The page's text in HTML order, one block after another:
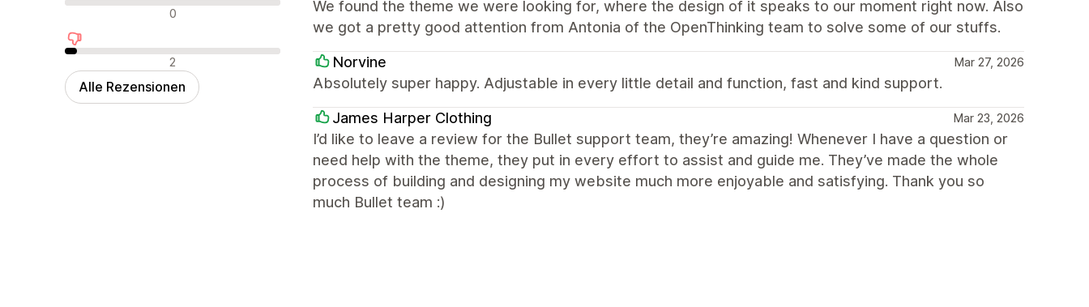
Neutrale Bewertungen
0
Negative Bewertungen
2
Alle Rezensionen
We found the theme we were looking for, where the design of it speaks to our moment right now. Also
we got a pretty good attention from Antonia of the OpenThinking team to solve some of our stuffs.
Norvine Mar 27, 2026
Absolutely super happy. Adjustable in every little detail and function, fast and kind support.
James Harper Clothing Mar 23, 2026
I’d like to leave a review for the Bullet support team, they’re amazing! Whenever I have a question or
need help with the theme, they put in every effort to assist and guide me. They’ve made the whole
process of building and designing my website much more enjoyable and satisfying. Thank you so
much Bullet team :)